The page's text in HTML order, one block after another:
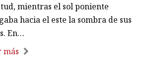
mientras el sol poniente
hacia el este la sombra de sus
En…
más